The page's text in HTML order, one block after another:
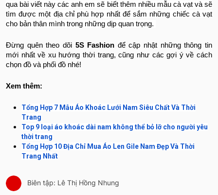
qua bài viết này các anh em sẽ biết thêm nhiều mẫu cà vạt và sẽ
tìm được một địa chỉ phù hợp nhất để sắm những chiếc cà vạt
cho bản thân mình trong những dịp quan trọng.
Đừng quên theo dõi 5S Fashion để cập nhật những thông tin
mới nhất về xu hướng thời trang, cũng như các gợi ý về cách
chọn đồ và phối đồ nhé!
Xem thêm:
Tổng Hợp 7 Mẫu Áo Khoác Lưới Nam Siêu Chất Và Thời
Trang
Top 9 loại áo khoác dài nam không thể bỏ lỡ cho người yêu
thời trang
Tổng Hợp 10 Địa Chỉ Mua Áo Len Gile Nam Đẹp Và Thời
Trang Nhất
Biên tập: Lê Thị Hồng Nhung